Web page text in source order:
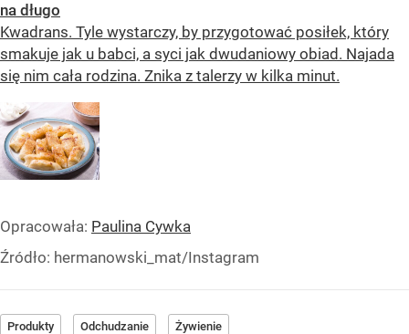
na długo
Kwadrans. Tyle wystarczy, by przygotować posiłek, który
smakuje jak u babci, a syci jak dwudaniowy obiad. Najada
się nim cała rodzina. Znika z talerzy w kilka minut.
Opracowała: Paulina Cywka
Źródło: hermanowski_mat/Instagram
Produkty Odchudzanie Żywienie